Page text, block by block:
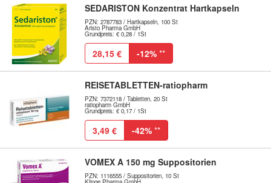
SEDARISTON Konzentrat Hartkapseln
PZN: 2787783 / Hartkapseln, 100 St
Aristo Pharma GmbH
Grundpreis: € 0,28 / 1St
28,15 € -12% **
REISETABLETTEN-ratiopharm
PZN: 7372118 / Tabletten, 20 St
ratiopharm GmbH
Grundpreis: € 0,17 / 1St
3,49 € -42% **
VOMEX A 150 mg Suppositorien
PZN: 1116555 / Suppositorien, 10 St